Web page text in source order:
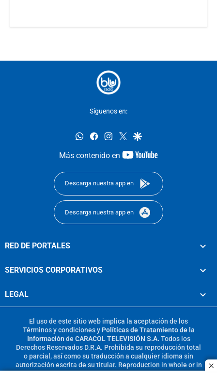
Síguenos en:
whatsappfacebookinstagram
twittergoogle
Más contenido en
youtube-
Descarga nuestra app en
Descarga nuestra app en
RED DE PORTALES
SERVICIOS CORPORATIVOS
LEGAL
El uso de este sitio web implica la aceptación de los
Términos y condicionesy Políticas de Tratamiento de la
Información de CARACOL TELEVISIÓN S.A. Todos los
Derechos Reservados D.R.A. Prohibida su reproducción total
o parcial, así como su traducción a cualquier idioma sin
autorización escrita de su titular. Reproduction in whole or in